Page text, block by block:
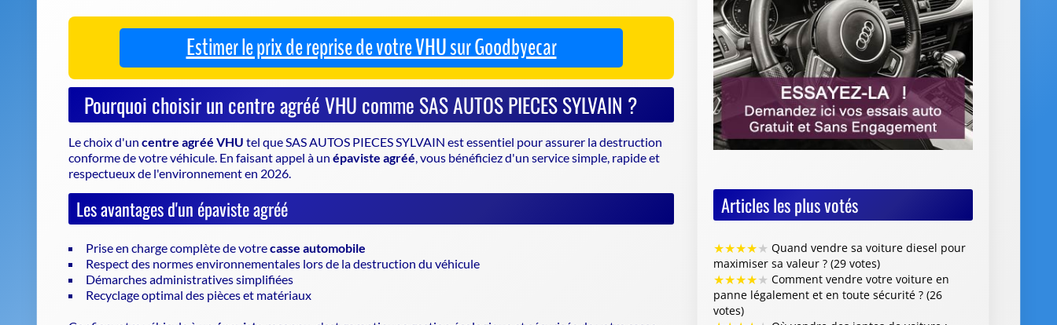
Estimer le prix de reprise de votre VHU sur Goodbyecar
Pourquoi choisir un centre agréé VHU comme SAS AUTOS PIECES SYLVAIN ?
Le choix d'un centre agréé VHU tel que SAS AUTOS PIECES SYLVAIN est essentiel pour assurer ladestruction
conforme de votre véhicule. En faisant appel à un épaviste agréé, vous bénéficiez d'un service simple, rapide et
respectueux de l'environnement en 2026.
Les avantages d'un épaviste agréé
Prise en charge complète de votrecasse automobile
Respect des normes environnementales lors de la destruction du véhicule
Démarches administratives simplifiées
Recyclage optimal des pièces et matériaux
Articles les plus votés
★★★★★ Quand vendre sa voiture diesel pour
maximiser sa valeur ? (29 votes)
★★★★★ Comment vendre votre voiture en
panne légalement et en toute sécurité ? (26
votes)